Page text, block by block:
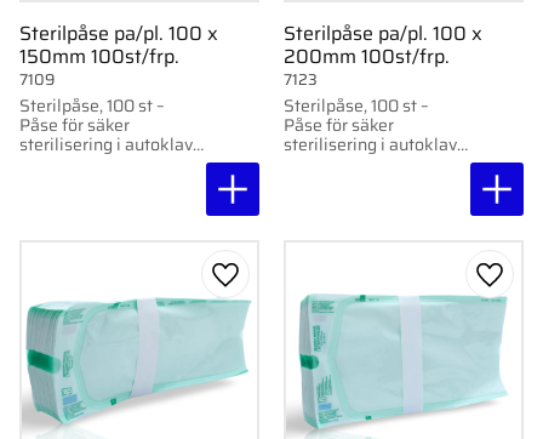
Sterilpåse pa/pl. 100 x
150mm 100st/frp.
Sterilpåse, 100 st –
Påse för säker
sterilisering i autoklav
7109
Sterilpåse pa/pl. 100 x
200mm 100st/frp.
Sterilpåse, 100 st –
Påse för säker
sterilisering i autoklav
7123
Lägg till i favoriter Lägg